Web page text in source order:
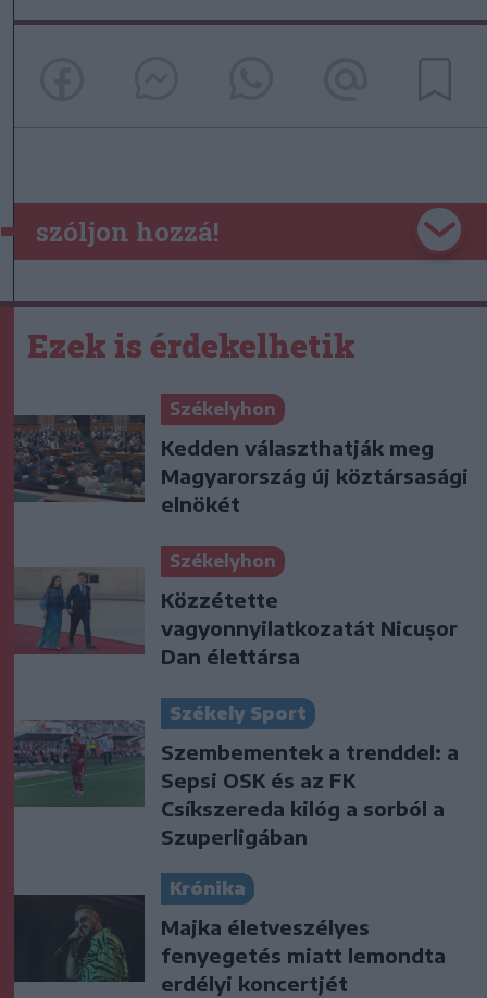
szóljon hozzá!
Ezek is érdekelhetik
Székelyhon
Kedden választhatják meg
Magyarország új köztársasági
elnökét
Székelyhon
Közzétette
vagyonnyilatkozatát Nicușor
Dan élettársa
Székely Sport
Szembementek a trenddel: a
Sepsi OSK és az FK
Csíkszereda kilóg a sorból a
Szuperligában
Krónika
Majka életveszélyes
fenyegetés miatt lemondta
erdélyi koncertjét